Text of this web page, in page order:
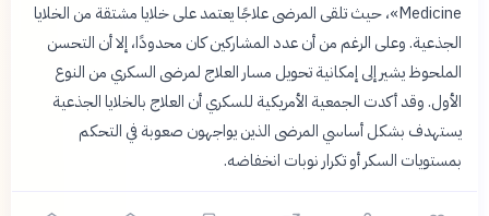
Medicine»، حيث تلقى المرضى علاجًا يعتمد على خلايا مشتقة من الخلايا
الجذعية. وعلى الرغم من أن عدد المشاركين كان محدودًا، إلا أن التحسن
الملحوظ يشير إلى إمكانية تحويل مسار العلاج لمرضى السكري من النوع
الأول. وقد أكدت الجمعية الأمريكية للسكري أن العلاج بالخلايا الجذعية
يستهدف بشكل أساسي المرضى الذين يواجهون صعوبة في التحكم
بمستويات السكر أو تكرار نوبات انخفاضه.